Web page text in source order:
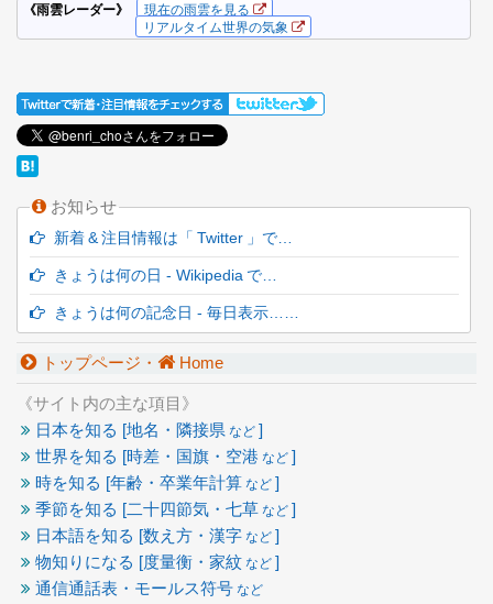
お知らせ
新着 & 注目情報は「 Twitter 」で…
きょうは何の日 - Wikipedia で…
きょうは何の記念日 - 毎日表示……
トップページ・ Home
《サイト内の主な項目》
日本を知る [地名・隣接県 など ]
世界を知る [時差・国旗・空港 など ]
時を知る [年齢・卒業年計算 など ]
季節を知る [二十四節気・七草 など ]
日本語を知る [数え方・漢字 など ]
物知りになる [度量衡・家紋 など ]
通信通話表・モールス符号 など